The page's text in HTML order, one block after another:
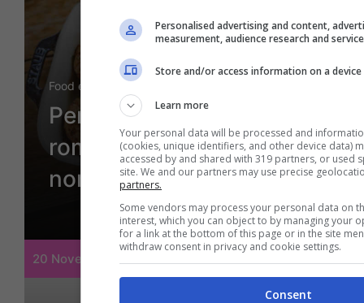
Food e ricette
Perché le polpette si
rompono: gli errori da
non fare
20 Novembre 2024
Personalised advertising and content,
measurement, audience research and
Store and/or access information on a device
Learn more
Your personal data will be processed and
(cookies, unique identifiers, and other device data)
accessed by and shared with 319 partners, or used
site. We and our partners may use precise
partners.
Some vendors may process your personal data on
interest, which you can object to by managing your
for a link at the bottom of this page or in the site
withdraw consent in privacy and cookie settings.
Consent